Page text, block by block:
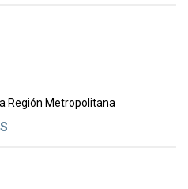
Región Metropolitana